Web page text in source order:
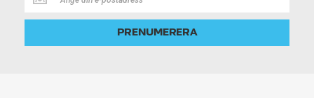
dig
alltid
PRENUMERERA